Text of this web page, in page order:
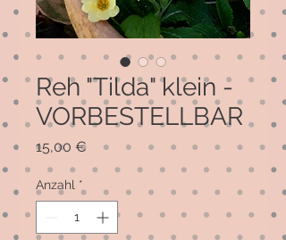
Reh "Tilda" klein -
VORBESTELLBAR
15,00 €Preis
Anzahl *